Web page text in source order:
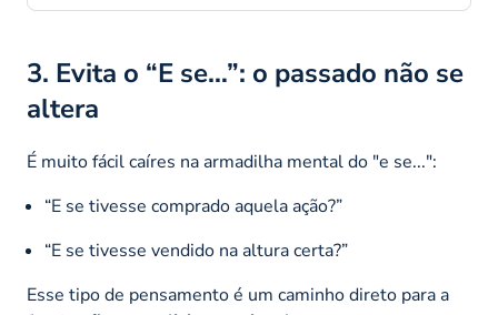
3. Evita o “E se…”: o passado não se
altera
É muito fácil caíres na armadilha mental do "e se...":
“E se tivesse comprado aquela ação?”
“E se tivesse vendido na altura certa?”
Esse tipo de pensamento é um caminho direto para a